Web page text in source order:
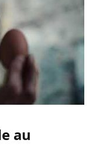
au